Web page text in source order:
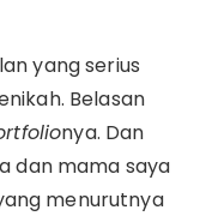
yang serius
Belasan
nya. Dan
dan mama saya
menurutnya